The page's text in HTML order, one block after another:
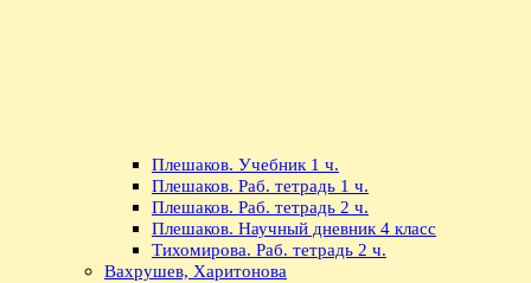
Плешаков. Учебник 1 ч.
Плешаков. Раб. тетрадь 1 ч.
Плешаков. Раб. тетрадь 2 ч.
Плешаков. Научный дневник 4 класс
Тихомирова. Раб. тетрадь 2 ч.
Вахрушев, Харитонова